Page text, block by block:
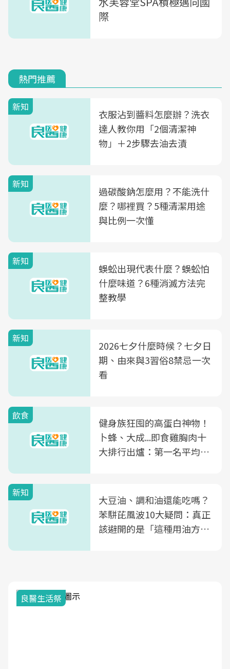
際
熱門推薦
新知
衣服沾到醬料怎麼辦？洗衣
達人教你用「2個清潔神
物」＋2步驟去油去漬
新知
過碳酸鈉怎麼用？不能洗什
麼？哪裡買？5種清潔用途
與比例一次懂
新知
蜈蚣出現代表什麼？蜈蚣怕
什麼味道？6種消滅方法完
整教學
新知
2026七夕什麼時候？七夕日
期、由來與3習俗8禁忌一次
看
飲食
健身族狂囤的高蛋白神物！
卜蜂、大成...即食雞胸肉十
大排行出爐：第一名平均一
新知
大豆油、調和油還能吃嗎？
苯駢芘風波10大疑問：真正
該避開的是「這種用油方
良醫生活祭